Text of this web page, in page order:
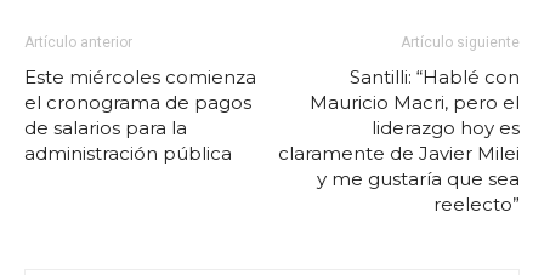
Artículo anterior
Este miércoles comienza
el cronograma de pagos
de salarios para la
administración pública
Artículo siguiente
Santilli: “Hablé con
Mauricio Macri, pero el
liderazgo hoy es
claramente de Javier Milei
y me gustaría que sea
reelecto”